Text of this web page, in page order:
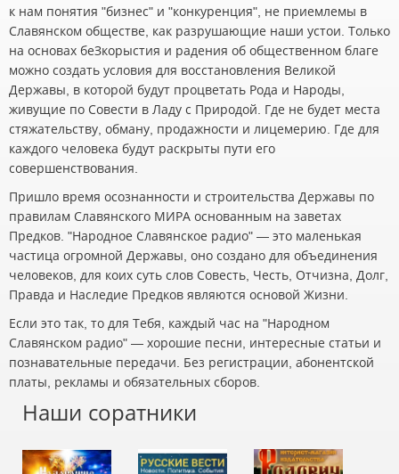
к нам понятия "бизнес" и "конкуренция", не приемлемы в
Славянском обществе, как разрушающие наши устои. Только
на основах беЗкорыстия и радения об общественном благе
можно создать условия для восстановления Великой
Державы, в которой будут процветать Рода и Народы,
живущие по Совести в Ладу с Природой. Где не будет места
стяжательству, обману, продажности и лицемерию. Где для
каждого человека будут раскрыты пути его
совершенствования.
Пришло время осознанности и строительства Державы по
правилам Славянского МИРА основанным на заветах
Предков. "Народное Славянское радио" — это маленькая
частица огромной Державы, оно создано для объединения
человеков, для коих суть слов Совесть, Честь, Отчизна, Долг,
Правда и Наследие Предков являются основой Жизни.
Если это так, то для Тебя, каждый час на "Народном
Славянском радио" — хорошие песни, интересные статьи и
познавательные передачи. Без регистрации, абонентской
платы, рекламы и обязательных сборов.
Наши соратники